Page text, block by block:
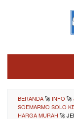
BERANDA🚀 INFO 🚀
SOEMARMO SOLO
HARGA MURAH 🚀